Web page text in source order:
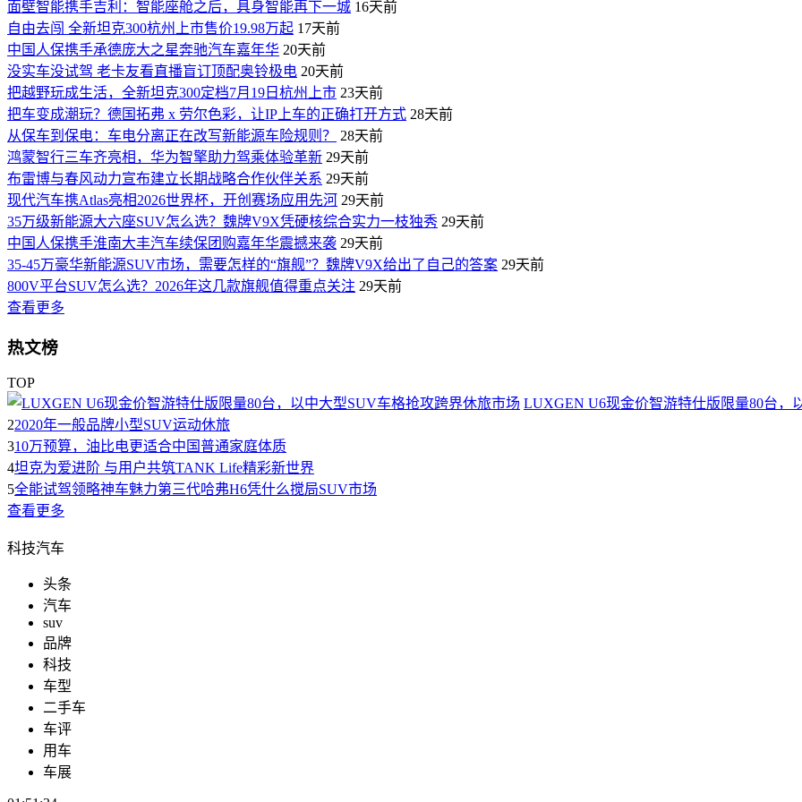
面壁智能携手吉利：智能座舱之后，具身智能再下一城 16天前
自由去闯 全新坦克300杭州上市售价19.98万起 17天前
中国人保携手承德庞大之星奔驰汽车嘉年华 20天前
没实车没试驾 老卡友看直播盲订顶配奥铃极电 20天前
把越野玩成生活，全新坦克300定档7月19日杭州上市 23天前
​把车变成潮玩？德国拓弗 x 劳尔色彩，让IP上车的正确打开方式 28天前
从保车到保电：车电分离正在改写新能源车险规则？
28天前
鸿蒙智行三车齐亮相，华为智擎助力驾乘体验革新 29天前
布雷博与春风动力宣布建立长期战略合作伙伴关系 29天前
现代汽车携Atlas亮相2026世界杯，开创赛场应用先河 29天前
35万级新能源大六座SUV怎么选？魏牌V9X凭硬核综合实力一枝独秀 29天前
中国人保携手淮南大丰汽车续保团购嘉年华震撼来袭 29天前
35-45万豪华新能源SUV市场，需要怎样的“旗舰”？魏牌V9X给出了自己的答案 29天前
800V平台SUV怎么选？2026年这几款旗舰值得重点关注 29天前
查看更多
热文榜
TOP
LUXGEN U6现金价智游特仕版限量80台，
22020年一般品牌小型SUV运动休旅
310万预算，油比电更适合中国普通家庭体质
4坦克为爱进阶 与用户共筑TANK Life精彩新世界
5全能试驾领略神车魅力第三代哈弗H6凭什么搅局SUV市场
查看更多
科技汽车
头条
汽车
suv
品牌
科技
车型
二手车
车评
用车
车展